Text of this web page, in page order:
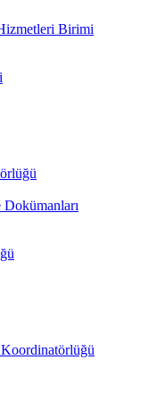
Birimi